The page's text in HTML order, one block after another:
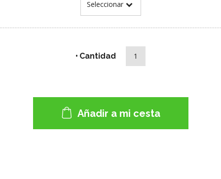
Cantidad
Añadir a mi cesta